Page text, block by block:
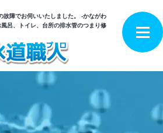
故障でお伺いいたしました。 -かながわ
呂、トイレ、台所の排水管のつまり修